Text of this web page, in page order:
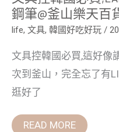
鋼筆@釜山樂天百
life, 文具, 韓國好吃好玩 /
文具控韓國必買,這好像
次到釜山，完全忘了有
逛好了
(南
浦)
READ MORE